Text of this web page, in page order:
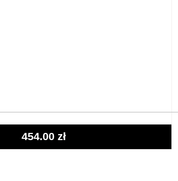
454.00 zł